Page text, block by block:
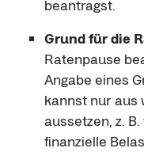
beantragst.
Grund für die
Ratenpause
Angabe eines
kannst nur aus
aussetzen, z.
finanzielle